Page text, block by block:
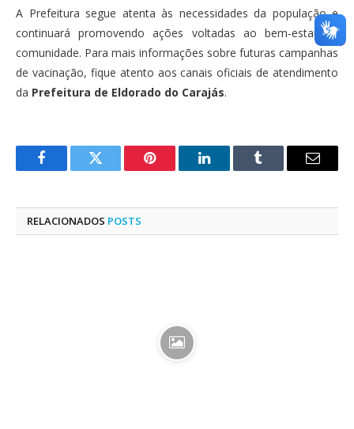
A Prefeitura segue atenta às necessidades da população e
continuará promovendo ações voltadas ao bem-estar da
comunidade. Para mais informações sobre futuras campanhas
de vacinação, fique atento aos canais oficiais de atendimento
da Prefeitura de Eldorado do Carajás.
FacebookTwitter Pinterest LinkedInTumblr
E-
RELACIONADOS POSTS